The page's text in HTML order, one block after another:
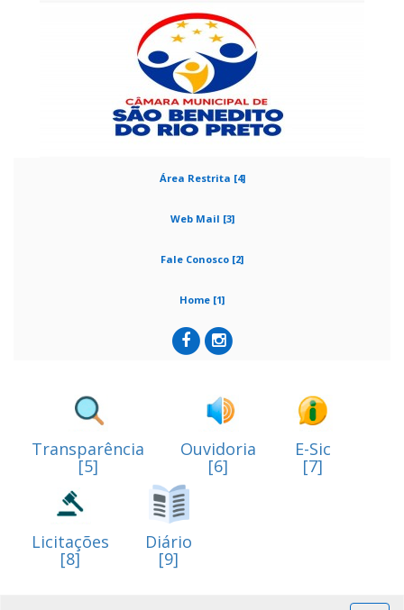
Área Restrita [4]
Web Mail [3]
Fale Conosco [2]
Home [1]
Transparência
[5]
Ouvidoria
[6]
E-Sic
[7]
Licitações
[8]
Diário
[9]